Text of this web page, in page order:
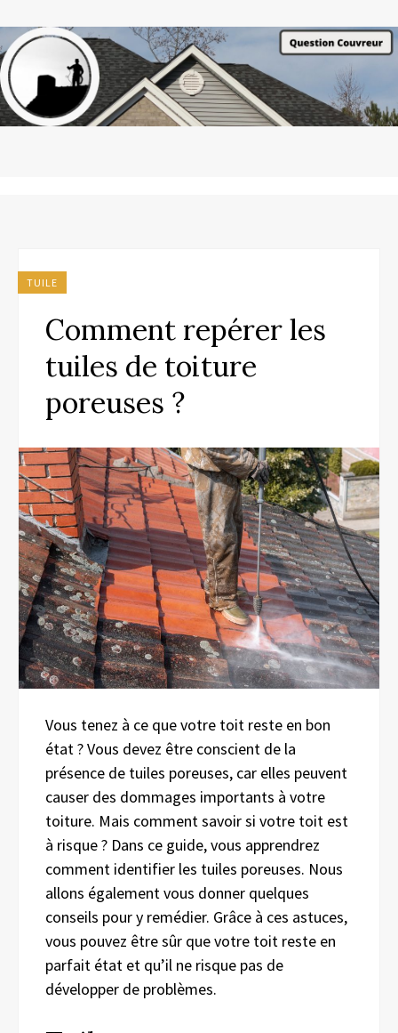
TUILE
Comment repérer les
tuiles de toiture
poreuses ?
Vous tenez à ce que votre toit reste en bon
état ? Vous devez être conscient de la
présence de tuiles poreuses, car elles peuvent
causer des dommages importants à votre
toiture. Mais comment savoir si votre toit est
à risque ? Dans ce guide, vous apprendrez
comment identifier les tuiles poreuses. Nous
allons également vous donner quelques
conseils pour y remédier. Grâce à ces astuces,
vous pouvez être sûr que votre toit reste en
parfait état et qu’il ne risque pas de
développer de problèmes.